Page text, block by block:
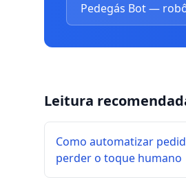
Pedegás Bot —
Leitura
Como automatizar
perder o toque humano